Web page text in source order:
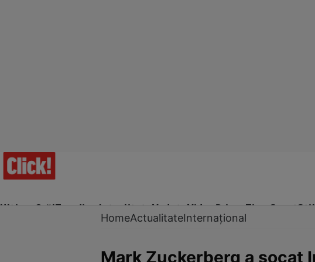
Ultima Oră!Trending Actualitate Vedete Video Prime Time Sport
HomeActualitateInternațional
Mark Zuckerberg a șocat